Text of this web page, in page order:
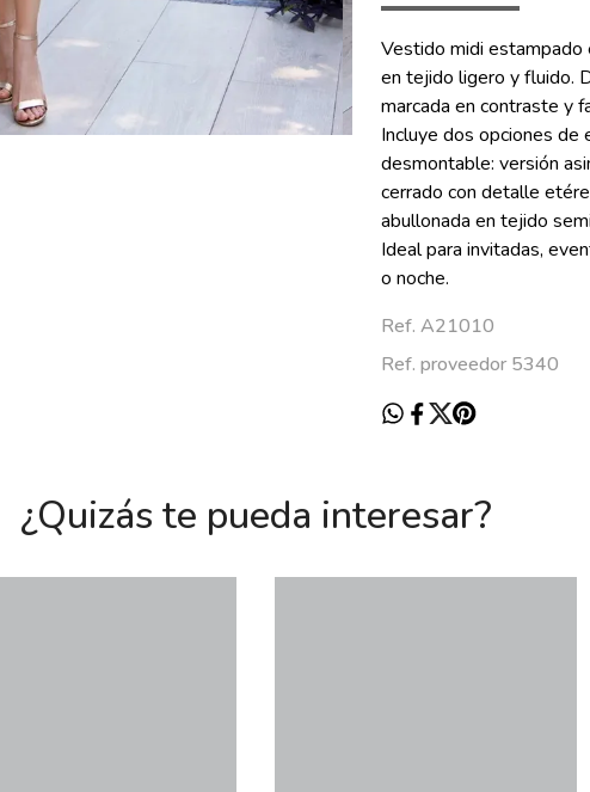
Vestido midi estampado
en tejido ligero y fluido.
marcada en contraste y
Incluye dos opciones de
desmontable: versión
cerrado con detalle
abullonada en tejido
Ideal para invitadas,
o noche.
Ref. A21010
Ref. proveedor 5340
¿Quizás te pueda interesar?